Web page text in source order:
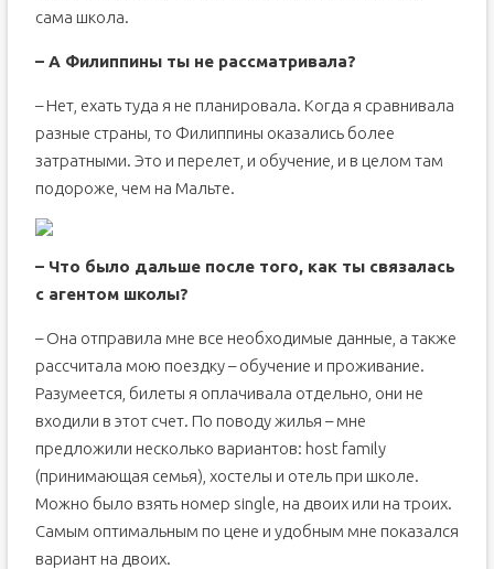
сама школа.
– А Филиппины ты не рассматривала?
– Нет, ехать туда я не планировала. Когда я сравнивала
разные страны, то Филиппины оказались более
затратными. Это и перелет, и обучение, и в целом там
подороже, чем на Мальте.
– Что было дальше после того, как ты связалась
с агентом школы?
– Она отправила мне все необходимые данные, а также
рассчитала мою поездку – обучение и проживание.
Разумеется, билеты я оплачивала отдельно, они не
входили в этот счет. По поводу жилья – мне
предложили несколько вариантов: host family
(принимающая семья), хостелы и отель при школе.
Можно было взять номер single, на двоих или на троих.
Самым оптимальным по цене и удобным мне показался
вариант на двоих.